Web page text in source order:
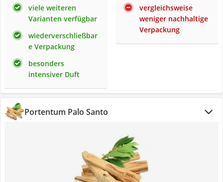
viele weiteren
Varianten verfügbar
wiederverschließbar
e Verpackung
besonders
intensiver Duft
vergleichsweise
weniger nachhaltige
Verpackung
Portentum Palo Santo